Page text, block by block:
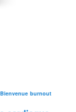
Bienvenue burnout